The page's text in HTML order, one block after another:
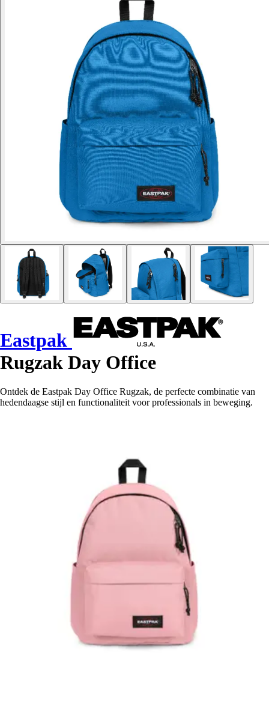
Eastpak
Rugzak Day Office
Ontdek de Eastpak Day Office Rugzak, de perfecte combinatie van
hedendaagse stijl en functionaliteit voor professionals in beweging.